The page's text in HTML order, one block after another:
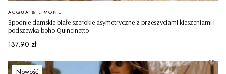
Spodnie damskie białe szerokie asymetryczne z przeszyciami kieszeniami i
podszewką boho Quincinetto
PRODUCENT
ACQUA & LIMONE
Cena
137,90 zł
Nowość